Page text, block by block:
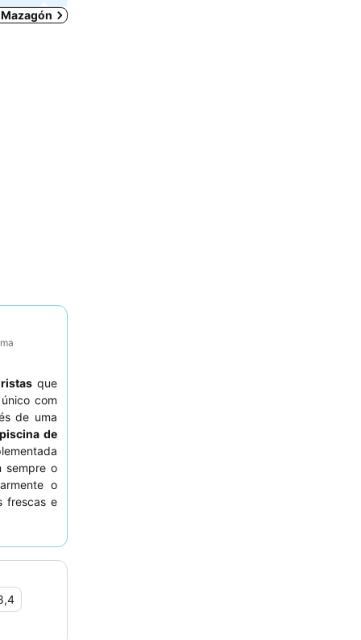
que
com
de uma
piscina de
sempre o
o
frescas e